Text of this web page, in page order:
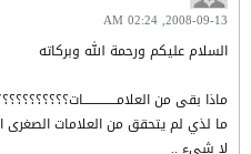
2008-09-13, 02:24 AM
السلام عليكم ورحمة الله وبركاته
ماذا بقى من
ما لذي لم يتحقق من العلامات الصغرى
لا شيء ..